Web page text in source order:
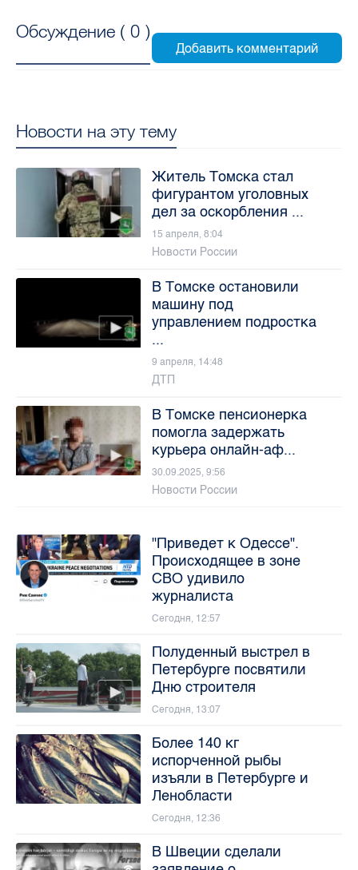
Обсуждение ( 0 )
Новости на эту тему
Житель Томска стал
фигурантом уголовных
дел за оскорбления ...
15 апреля, 8:04
Новости России
В Томске остановили
машину под
управлением подростка
...
9 апреля, 14:48
ДТП
В Томске пенсионерка
помогла задержать
курьера онлайн-аф...
30.09.2025, 9:56
Новости России
"Приведет к Одессе".
Происходящее в зоне
СВО удивило
журналиста
Сегодня, 12:57
Полуденный выстрел в
Петербурге посвятили
Дню строителя
Сегодня, 13:07
Более 140 кг
испорченной рыбы
изъяли в Петербурге и
Ленобласти
Сегодня, 12:36
В Швеции сделали